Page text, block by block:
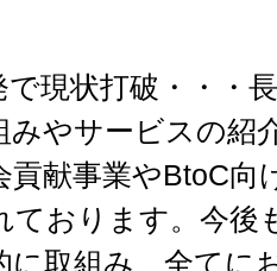
で現状打破・・・
みやサービスの紹
貢献事業やBtoC向
ております。今後
に取組み、全てに